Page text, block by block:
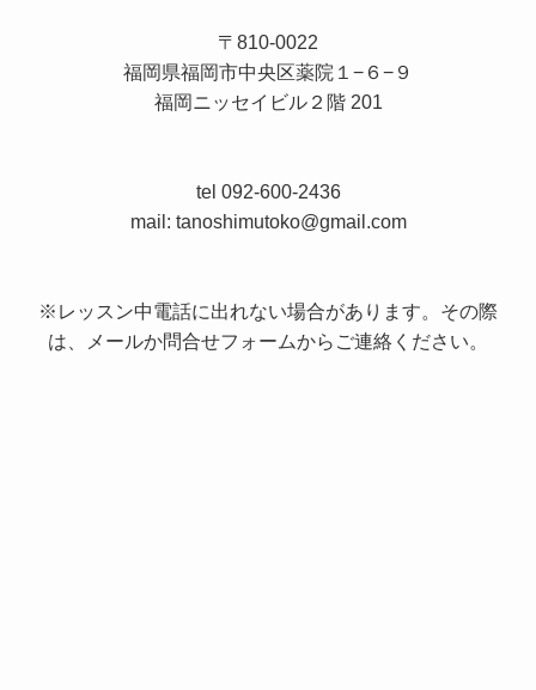
〒810-0022
福岡県福岡市中央区薬院１−６−９
福岡ニッセイビル２階 201
tel 092-600-2436
mail: tanoshimutoko@gmail.com
※レッスン中電話に出れない場合があります。その際
は、メールか問合せフォームからご連絡ください。